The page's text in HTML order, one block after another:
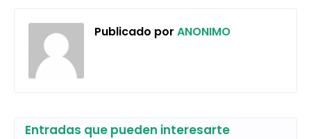
Publicado por ANONIMO
Entradas que pueden interesarte